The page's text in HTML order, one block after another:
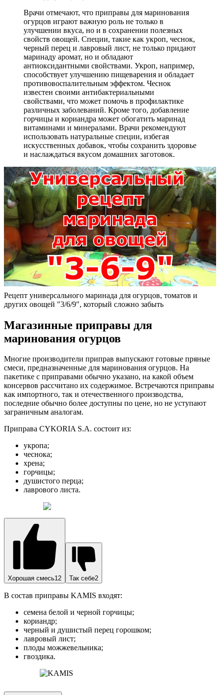
Врачи отмечают, что приправы для маринования
огурцов играют важную роль не только в
улучшении вкуса, но и в сохранении полезных
свойств овощей. Специи, такие как укроп, чеснок,
черный перец и лавровый лист, не только придают
маринаду аромат, но и обладают
антиоксидантными свойствами. Укроп, например,
способствует улучшению пищеварения и обладает
противовоспалительным эффектом. Чеснок
известен своими антибактериальными
свойствами, что может помочь в профилактике
различных заболеваний. Кроме того, добавление
горчицы и кориандра может обогатить маринад
витаминами и минералами. Врачи рекомендуют
использовать натуральные специи, избегая
искусственных добавок, чтобы сохранить здоровье
и наслаждаться вкусом домашних заготовок.
Рецепт универсального маринада для огурцов, томатов и
других овощей "3/6/9", который сложно забыть
Магазинные приправы для
маринования огурцов
Многие производители приправ выпускают готовые пряные
смеси, предназначенные для маринования огурцов. На
пакетике с приправами обычно указано, на какой объем
консервов рассчитано их содержимое. Встречаются приправы
как импортного, так и отечественного производства,
последние обычно более доступны по цене, но не уступают
заграничным аналогам.
Приправа CYKORIA S.A. состоит из:
укропа;
чеснока;
хрена;
горчицы;
душистого перца;
лаврового листа.
Хорошая смесь12 Так себе2
В состав приправы KAMIS входят:
семена белой и черной горчицы;
кориандр;
черный и душистый перец горошком;
лавровый лист;
плоды можжевельника;
гвоздика.